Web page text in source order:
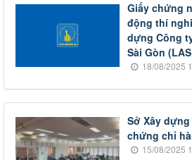
Giấy chứng
động thí
dựng Công
Sài Gòn
18/08/2025
Sở Xây
chứng chỉ
15/08/2025